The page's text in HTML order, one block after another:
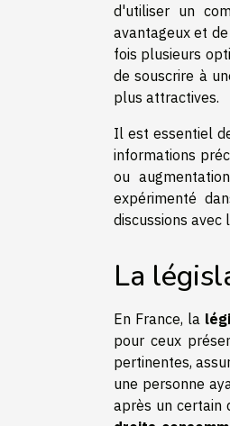
d'utiliser un
avantageux et
fois plusieurs
de souscrire à
plus attractives.
Il est essentiel
informations
ou
expérimenté
discussions
La
En France, la
pour ceux
pertinentes,
une personne
après un certain